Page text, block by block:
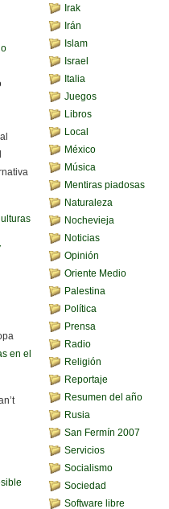
en el
Irak
Irán
Islam
Israel
Italia
Juegos
Libros
Local
México
Música
Mentiras piadosas
Naturaleza
Nochevieja
Noticias
Opinión
Oriente Medio
Palestina
Política
Prensa
Radio
Religión
Reportaje
Resumen del año
Rusia
San Fermín 2007
Servicios
Socialismo
Sociedad
Software libre